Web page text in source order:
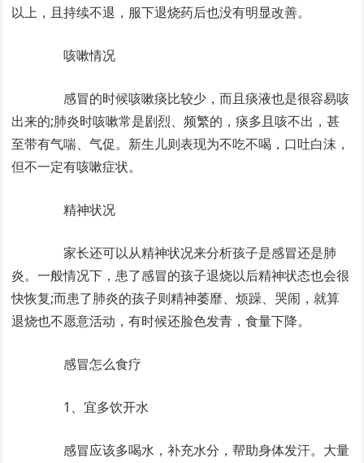
以上，且持续不退，服下退烧药后也没有明显改善。
咳嗽情况
感冒的时候咳嗽痰比较少，而且痰液也是很容易咳
出来的;肺炎时咳嗽常是剧烈、频繁的，痰多且咳不出，甚
至带有气喘、气促。新生儿则表现为不吃不喝，口吐白沫，
但不一定有咳嗽症状。
精神状况
家长还可以从精神状况来分析孩子是感冒还是肺
炎。一般情况下，患了感冒的孩子退烧以后精神状态也会很
快恢复;而患了肺炎的孩子则精神萎靡、烦躁、哭闹，就算
退烧也不愿意活动，有时候还脸色发青，食量下降。
感冒怎么食疗
1、宜多饮开水
感冒应该多喝水，补充水分，帮助身体发汗。大量